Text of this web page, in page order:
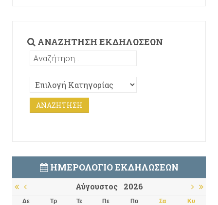
ΑΝΑΖΉΤΗΣΗ ΕΚΔΗΛΏΣΕΩΝ
ΗΜΕΡΟΛΌΓΙΟ ΕΚΔΗΛΏΣΕΩΝ
Αύγουστος 2026
Δε Τρ Τε Πε Πα Σα Κυ